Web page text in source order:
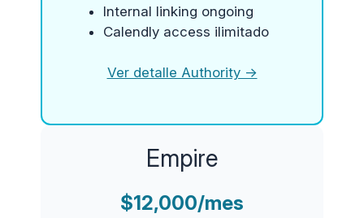
Internal linking ongoing
Calendly access ilimitado
Ver detalle Authority →
Empire
$12,000/mes